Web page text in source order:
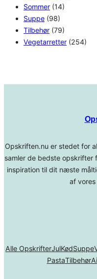
Sommer (14)
Suppe (98)
Tilbehør (79)
Vegetarretter (254)
Opskriften.nu er stedet for
samler de bedste opskrifter
inspiration til dit næste
af
Alle OpskrifterJulKødSuppe
PastaTilbehør